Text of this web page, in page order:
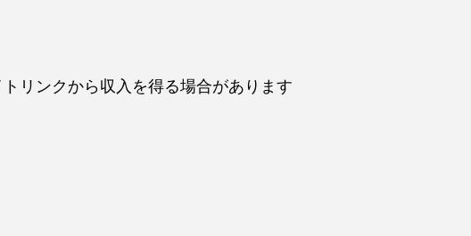
リンクから収入を得る場合があります